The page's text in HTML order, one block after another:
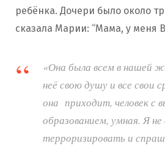
ребёнка. Дочери было около
сказала Марии: “Мама, у меня
«Она была всем в нашей
неё свою душу и все свои
она приходит, человек с
образованием, умная. Я
терроризировать и